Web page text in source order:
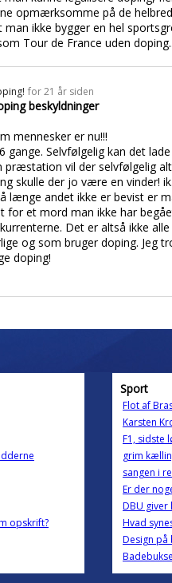
opmærksomme på de
ikke bygger en hel
Tour de France uden
for 21 år siden
beskyldninger
mennesker er nu!!!
gange. Selvfølgelig kan det
præstation vil der selvfølgelig
skulle der jo være en vinder!
længe andet ikke er bevist er
for et mord man ikke har
Det er altså ikke
og som bruger doping. Jeg
doping!
opskrift?
Sport
Flot af
Karsten
F1, sidste
grim
sangen i
Er der
DBU
Hvad
Design